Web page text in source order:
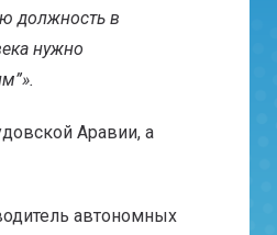
должность в
нужно
».
Аравии, а
автономных